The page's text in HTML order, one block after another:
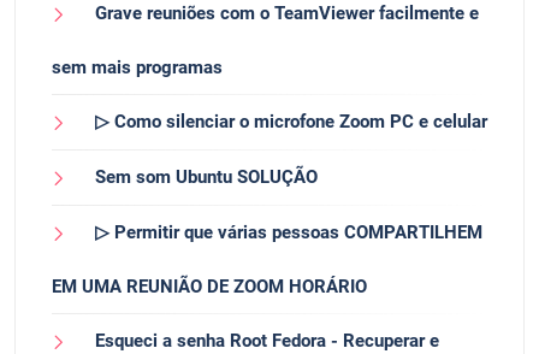
Grave reuniões com o TeamViewer facilmente e
sem mais programas
▷ Como silenciar o microfone Zoom PC e celular
Sem som Ubuntu SOLUÇÃO
▷ Permitir que várias pessoas COMPARTILHEM
EM UMA REUNIÃO DE ZOOM HORÁRIO
Esqueci a senha Root Fedora - Recuperar e